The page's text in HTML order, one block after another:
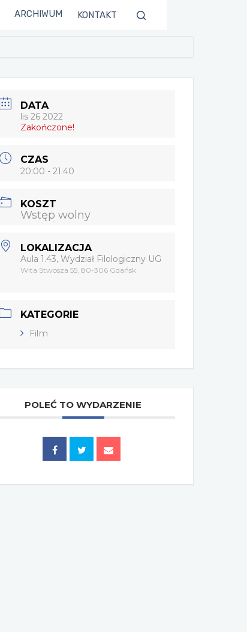
ARCHIWUM KONTAKT
DATA
lis 26 2022
Zakończone!
CZAS
20:00 - 21:40
KOSZT
Wstęp wolny
LOKALIZACJA
Aula 1.43, Wydział Filologiczny UG
Wita Stwosza 55, 80-306 Gdańsk
KATEGORIE
Film
POLEĆ TO WYDARZENIE